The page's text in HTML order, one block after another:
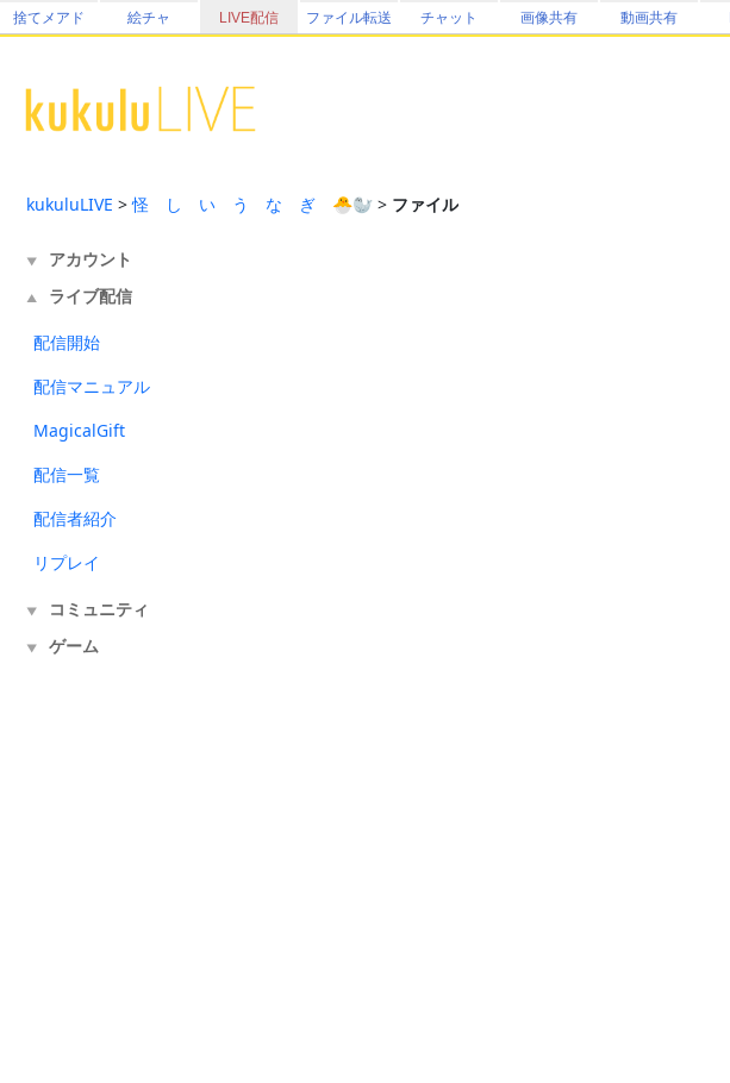
捨てメアド 絵チャ LIVE配信 ファイル転送 チャット 画像共有 動画共有
kukuluLIVE >怪゚し゚い゚う゚な゚ぎ゚🐣🦭 > ファイル
▼ アカウント
▲ ライブ配信
配信開始
配信マニュアル
MagicalGift
配信一覧
配信者紹介
リプレイ
▼ コミュニティ
▼ ゲーム